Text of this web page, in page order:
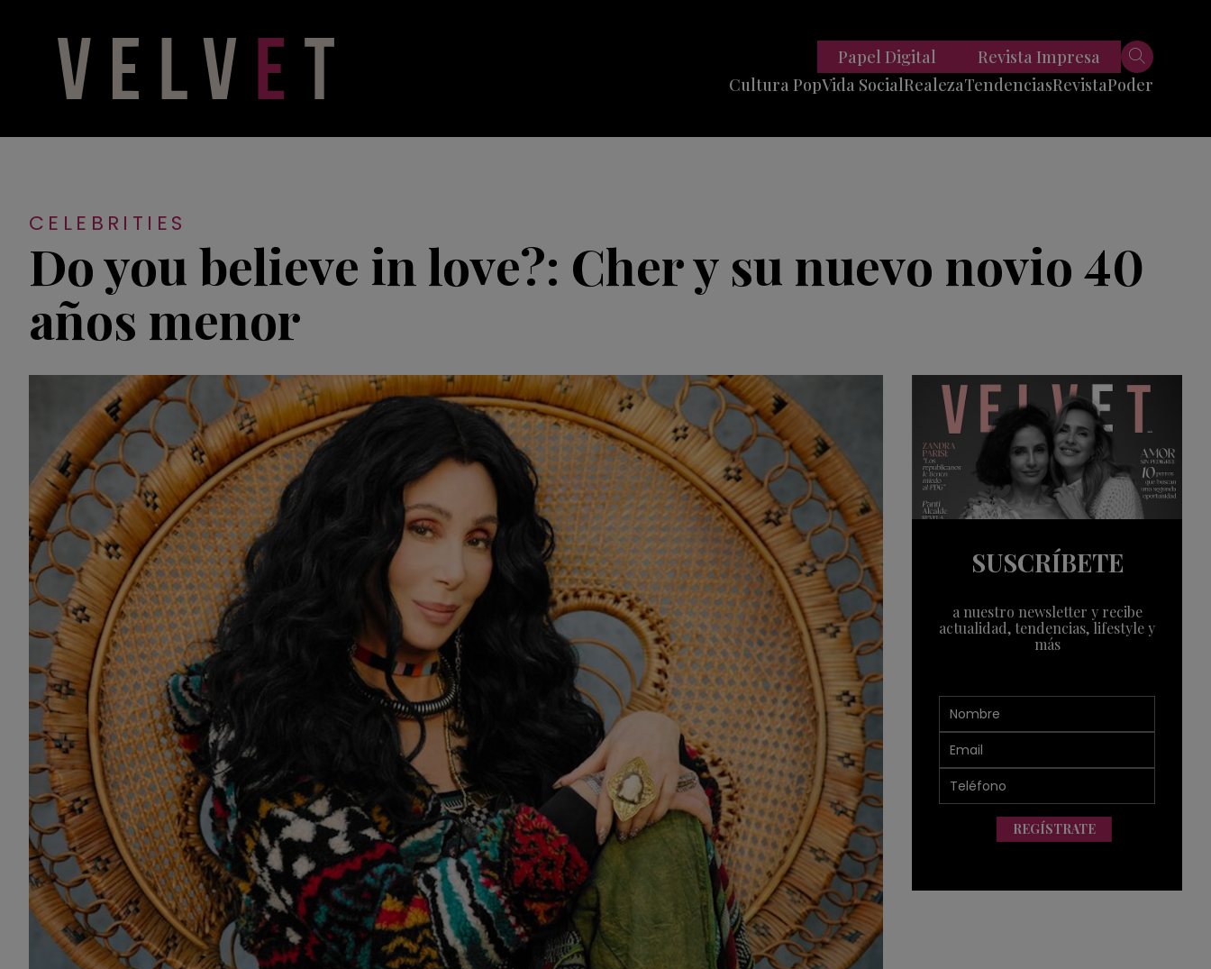
Cultura PopVida SocialRealezaTendencias
Viajes
Tech
RevistaPoder
Papel Digital Revista Impresa
CELEBRITIES
Do you believe in love?: Cher y su nuevo novio 40
años menor
SUSCRÍBETE
a nuestro newsletter y recibe
actualidad, tendencias, lifestyle y
más
REGÍSTRATE